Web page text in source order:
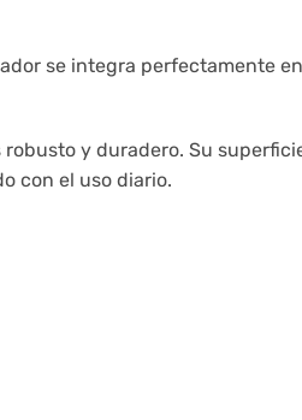
se integra perfectamente
y duradero. Su
con el uso diario.